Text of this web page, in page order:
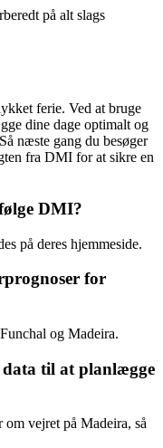
på alt slags
ferie. Ved at bruge
dine dage optimalt og
næste gang du besøger
fra DMI for at sikre en
DMI?
på deres hjemmeside.
for
og Madeira.
til at planlægge
vejret på Madeira, så